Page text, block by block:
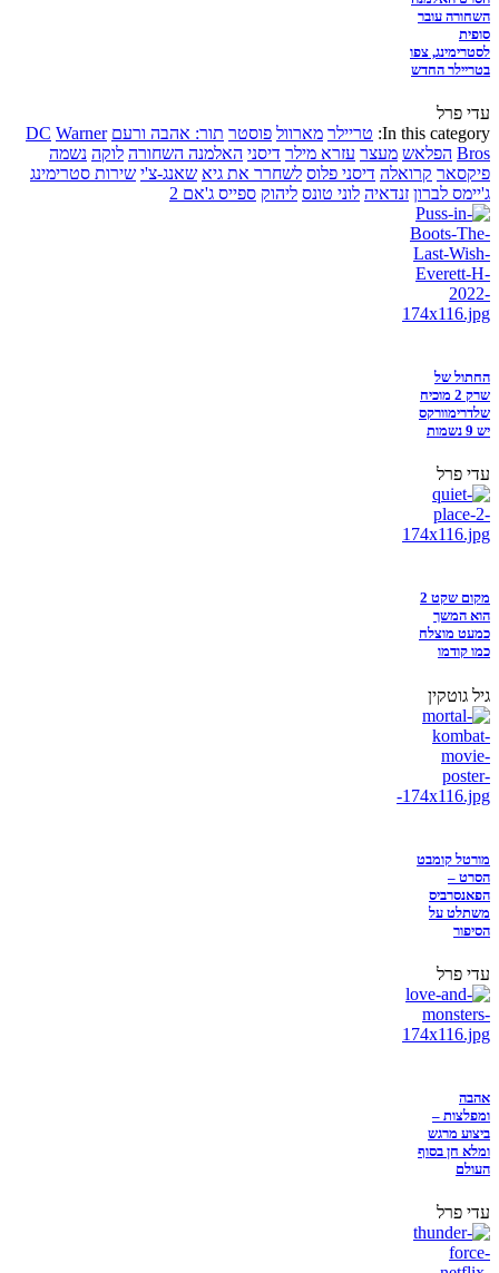
השחורה עובר
סופית
לסטרימינג, צפו
בטריילר החדש
עדי פרל
In this category: טריילר מארוול פוסטר תור: אהבה ורעם DC Warner
Bros הפלאש מעצר עזרא מילר דיסני האלמנה השחורה לוקה נשמה
פיקסאר קרואלה דיסני פלוס לשחרר את גיא שאנג-צ'י שירות סטרימינג
ג'יימס לברון זנדאיה לוני טונס ליהוק ספייס ג'אם 2
החתול של
שרק 2 מוכיח
שלדרימוורקס
יש 9 נשמות
עדי פרל
מקום שקט 2
הוא המשך
כמעט מוצלח
כמו קודמו
גיל גוטקין
מורטל קומבט
הסרט –
הפאנסרביס
משתלט על
הסיפור
עדי פרל
אהבה
ומפלצות –
ביצוע מרגש
ומלא חן בסוף
העולם
עדי פרל